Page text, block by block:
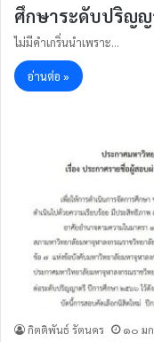
ศึกษาระดับปริญ
ไม่มีคำเกริ่นนำเพราะ…
อ่านต่อ »
กิตติพันธ์ รัตนคร ๑๐ ม